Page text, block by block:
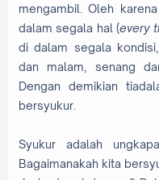
mengambil. Oleh
dalam segala hal (every
di dalam segala
dan malam, senang
Dengan demikian
bersyukur.
Syukur adalah
Bagaimanakah kita